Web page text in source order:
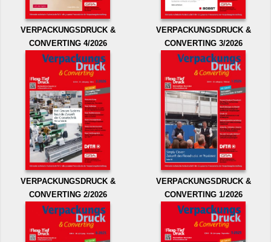
VERPACKUNGSDRUCK &
CONVERTING 4/2026
VERPACKUNGSDRUCK &
CONVERTING 3/2026
VERPACKUNGSDRUCK &
CONVERTING 2/2026
VERPACKUNGSDRUCK &
CONVERTING 1/2026